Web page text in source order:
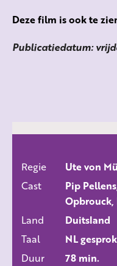
Deze film is ook te
Publicatiedatum:
Regie
Ute von
Cast
Pip
Opbrouck,
Land
Duitsland
Taal
NL
Duur
78 min.